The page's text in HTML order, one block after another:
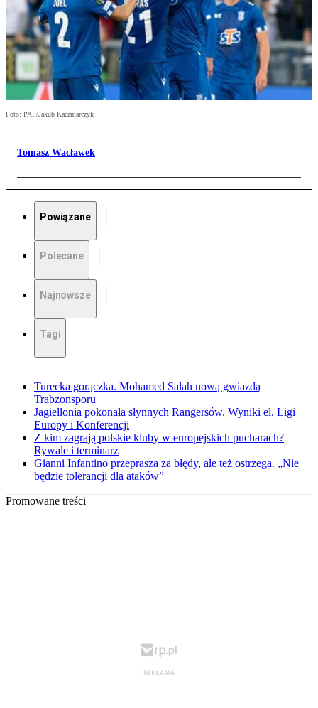
Foto: PAP/Jakub Kaczmarczyk
Tomasz Wacławek
Powiązane
Polecane
Najnowsze
Tagi
Turecka gorączka. Mohamed Salah nową gwiazdą
Trabzonsporu
Jagiellonia pokonała słynnych Rangersów. Wyniki el. Ligi
Europy i Konferencji
Z kim zagrają polskie kluby w europejskich pucharach?
Rywale i terminarz
Gianni Infantino przeprasza za błędy, ale też ostrzega. „Nie
będzie tolerancji dla ataków”
Promowane treści